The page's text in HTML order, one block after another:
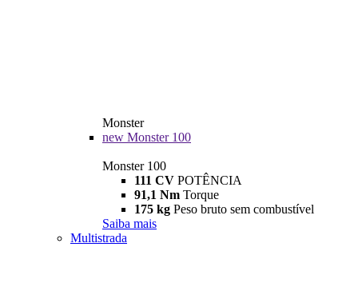
Monster
new Monster 100
Monster 100
111 CV POTÊNCIA
91,1 Nm Torque
175 kg Peso bruto sem combustível
Saiba mais
Multistrada